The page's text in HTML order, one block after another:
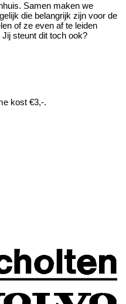
Samen maken we
die belangrijk zijn voor de
of ze even af te leiden
steunt dit toch ook?
kost €3,-.